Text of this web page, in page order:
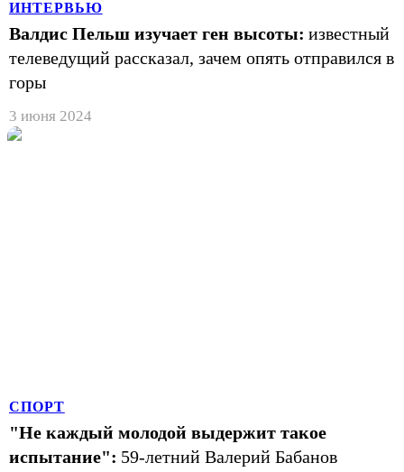
ИНТЕРВЬЮ
Валдис Пельш изучает ген высоты: известный
телеведущий рассказал, зачем опять отправился в
горы
3 июня 2024
СПОРТ
"Не каждый молодой выдержит такое
испытание": 59-летний Валерий Бабанов